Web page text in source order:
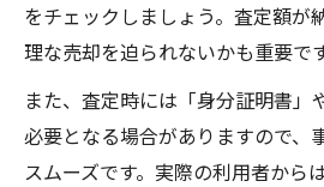
をチェックしましょう。査定額が
理な売却を迫られないかも重要です
また、査定時には「身分証明書」
必要となる場合がありますので、
スムーズです。実際の利用者から